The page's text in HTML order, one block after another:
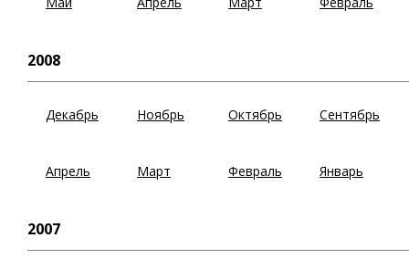
2008
Декабрь Ноябрь Октябрь Сентябрь
Апрель Март Февраль Январь
2007